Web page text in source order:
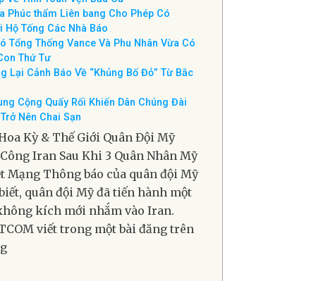
thống Trump Trao Cúp Vô Địch World
Tây Ban Nha
Điểm Chính Từ Bài Phát Biểu Của Ông
Về Tính Toàn Vẹn Bầu Cử
Phúc thẩm Liên bang Cho Phép Có
Hộ Tống Các Nhà Báo
Tổng Thống Vance Và Phu Nhân Vừa Có
Thứ Tư
Lại Cảnh Báo Về “Khủng Bố Đỏ” Từ Bắc
Cộng Quấy Rối Khiến Dân Chúng Đài
Nên Chai Sạn
Kỳ & Thế Giới Quân Đội Mỹ
Iran Sau Khi 3 Quân Nhân Mỹ
Mạng Thông báo của quân đội Mỹ
quân đội Mỹ đã tiến hành một